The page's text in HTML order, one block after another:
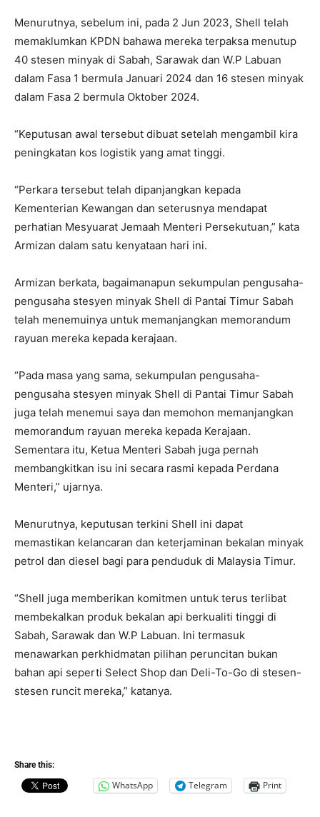
Menurutnya, sebelum ini, pada 2 Jun 2023, Shell telah
memaklumkan KPDN bahawa mereka terpaksa menutup
40 stesen minyak di Sabah, Sarawak dan W.P Labuan
dalam Fasa 1 bermula Januari 2024 dan 16 stesen minyak
dalam Fasa 2 bermula Oktober 2024.
“Keputusan awal tersebut dibuat setelah mengambil kira
peningkatan kos logistik yang amat tinggi.
“Perkara tersebut telah dipanjangkan kepada
Kementerian Kewangan dan seterusnya mendapat
perhatian Mesyuarat Jemaah Menteri Persekutuan,” kata
Armizan dalam satu kenyataan hari ini.
Armizan berkata, bagaimanapun sekumpulan pengusaha-
pengusaha stesyen minyak Shell di Pantai Timur Sabah
telah menemuinya untuk memanjangkan memorandum
rayuan mereka kepada kerajaan.
“Pada masa yang sama, sekumpulan pengusaha-
pengusaha stesyen minyak Shell di Pantai Timur Sabah
juga telah menemui saya dan memohon memanjangkan
memorandum rayuan mereka kepada Kerajaan.
Sementara itu, Ketua Menteri Sabah juga pernah
membangkitkan isu ini secara rasmi kepada Perdana
Menteri,” ujarnya.
Menurutnya, keputusan terkini Shell ini dapat
memastikan kelancaran dan keterjaminan bekalan minyak
petrol dan diesel bagi para penduduk di Malaysia Timur.
“Shell juga memberikan komitmen untuk terus terlibat
membekalkan produk bekalan api berkualiti tinggi di
Sabah, Sarawak dan W.P Labuan. Ini termasuk
menawarkan perkhidmatan pilihan peruncitan bukan
bahan api seperti Select Shop dan Deli-To-Go di stesen-
stesen runcit mereka,” katanya.
Share this:
WhatsApp Telegram Print